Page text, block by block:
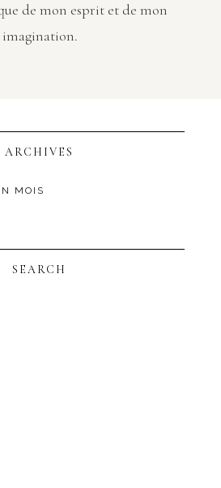
de mon esprit et de mon
imagination.
ARCHIVES
SEARCH